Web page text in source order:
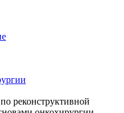
реконструктивной